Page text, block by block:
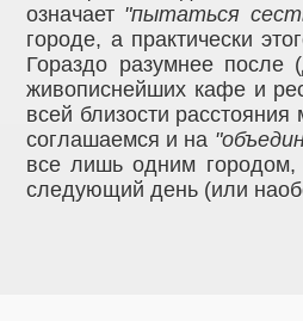
означает "пытаться
городе, а практически
Гораздо разумнее после
живописнейших кафе и
всей близости
соглашаемся и на
все лишь одним городом,
следующий день (или